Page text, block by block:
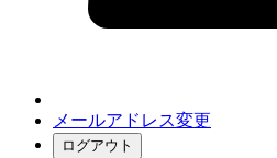
メールアドレス変更
ログアウト